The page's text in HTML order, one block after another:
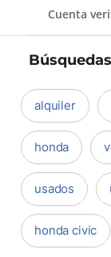
Cuenta
alquiler
honda
usados
honda civic